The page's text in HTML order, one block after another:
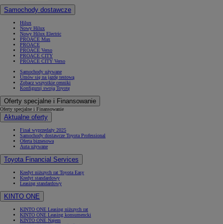
Samochody dostawcze
Hilux
Nowy Hilux
Nowy Hilux Electric
PROACE Max
PROACE
PROACE Verso
PROACE CITY
PROACE CITY Verso
Samochody używane
Umów się na jazdę testową
Zobacz wszystkie cenniki
Konfiguruj swoją Toyotę
Oferty specjalne i Finansowanie
Oferty specjalne i Finansowanie
Aktualne oferty
Finał wyprzedaży 2025
Samochody dostawcze Toyota Professional
Oferta biznesowa
Auta używane
Toyota Financial Services
Kredyt niższych rat Toyota Easy
Kredyt standardowy
Leasing standardowy
KINTO ONE
KINTO ONE Leasing niższych rat
KINTO ONE Leasing konsumencki
KINTO ONE Najem